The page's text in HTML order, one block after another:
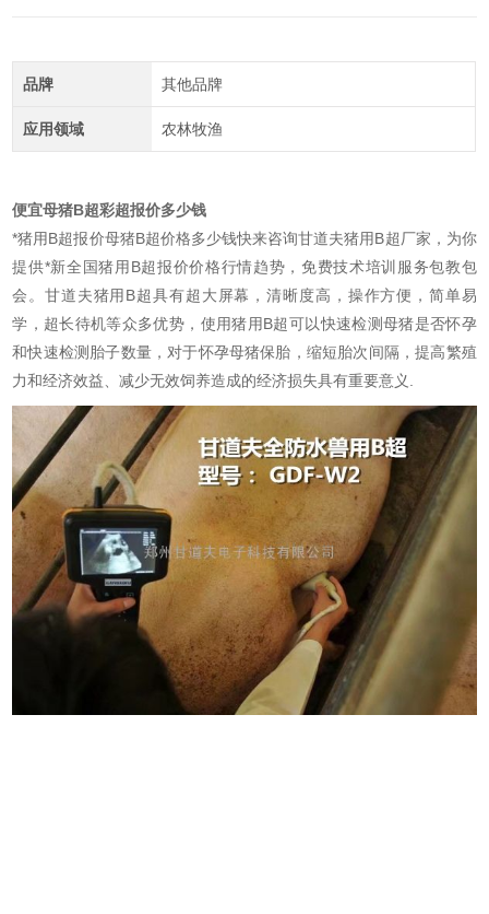
品牌 其他品牌
应用领域 农林牧渔
便宜母猪B超彩超报价多少钱
*猪用B超报价母猪B超价格多少钱快来咨询甘道夫猪用B超厂家，为你
提供*新全国猪用B超报价价格行情趋势，免费技术培训服务包教包
会。甘道夫猪用B超具有超大屏幕，清晰度高，操作方便，简单易
学，超长待机等众多优势，使用猪用B超可以快速检测母猪是否怀孕
和快速检测胎子数量，对于怀孕母猪保胎，缩短胎次间隔，提高繁殖
力和经济效益、减少无效饲养造成的经济损失具有重要意义.